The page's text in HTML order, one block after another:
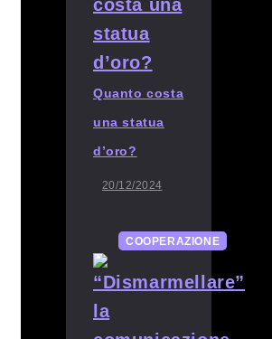
Quanto costa
una statua
d’oro?
20/12/2024
COOPERAZIONE